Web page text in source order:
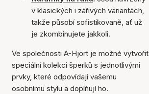
v klasických i zářivých variantách,
takže působí sofistikovaně, ať už
je zkombinujete jakkoli.
Ve společnosti A-Hjort je možné vytvořit
speciální kolekci šperků s jednotlivými
prvky, které odpovídají vašemu
osobnímu stylu a doplňují ho.